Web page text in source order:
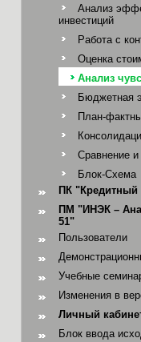
Анализ
инвестиций
Работа с
Оценка
Анализ
Бюджетная
План-
Сравнение и
Блок-Схема
ПК "Кредитный
ПМ "ИНЭК –
51"
Пользователи
Учебные
Изменения в
Личный
Блок ввода